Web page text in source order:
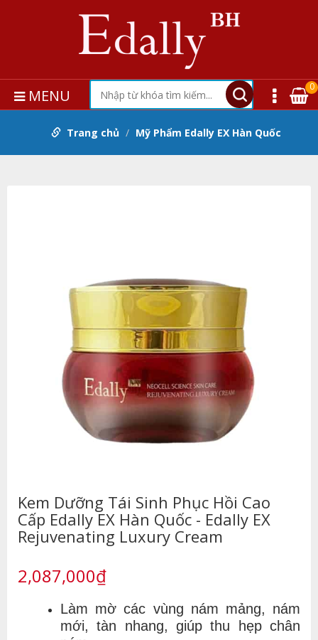
MENU 0
Trang chủ Mỹ Phẩm Edally EX Hàn Quốc
Kem Dưỡng Tái Sinh Phục Hồi Cao
Cấp Edally EX Hàn Quốc - Edally EX
Rejuvenating Luxury Cream
2,087,000₫
Làm mờ các vùng nám mảng, nám
mới, tàn nhang, giúp thu hẹp chân